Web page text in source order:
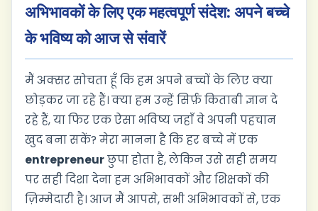
अभिभावकों के लिए एक महत्वपूर्ण संदेश: अपने बच्चे
के भविष्य को आज से संवारें
मैं अक्सर सोचता हूँ कि हम अपने बच्चों के लिए क्या
छोड़कर जा रहे हैं। क्या हम उन्हें सिर्फ़ किताबी ज्ञान दे
रहे हैं, या फिर एक ऐसा भविष्य जहाँ वे अपनी पहचान
खुद बना सकें? मेरा मानना है कि हर बच्चे में एक
entrepreneurछुपा होता है, लेकिन उसे सही समय
पर सही दिशा देना हम अभिभावकों और शिक्षकों की
ज़िम्मेदारी है। आज मैं आपसे, सभी अभिभावकों से, एक